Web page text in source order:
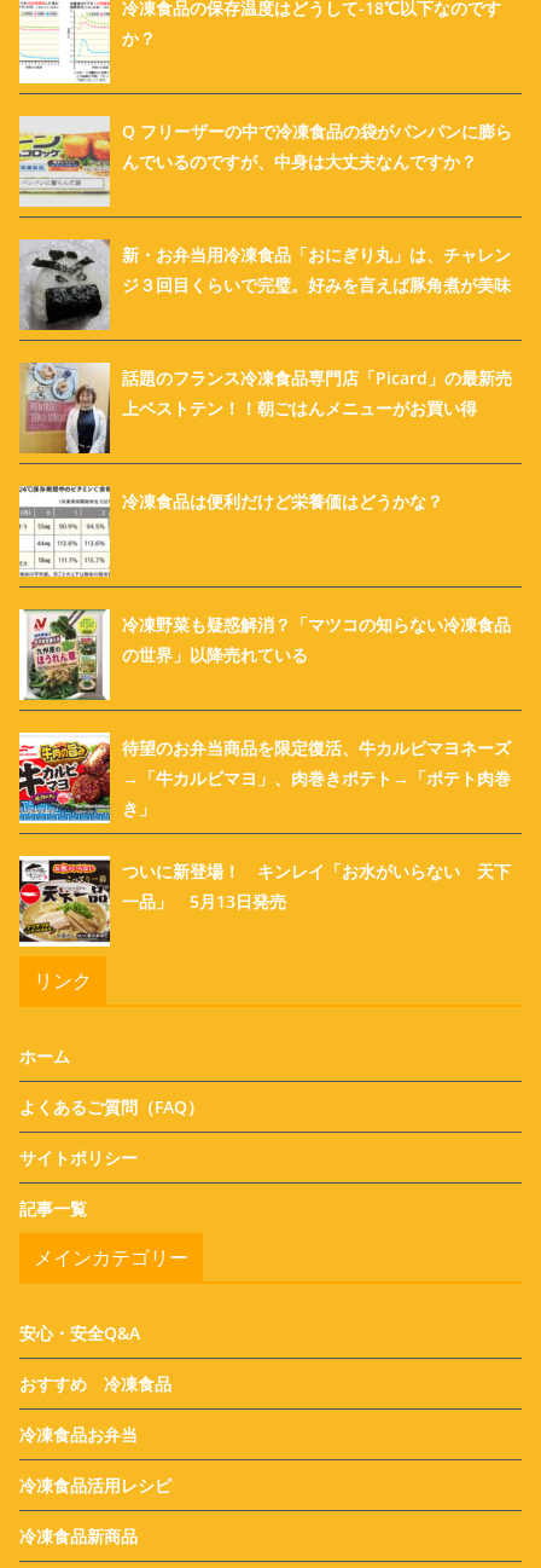
冷凍食品の保存温度はどうして-18℃以下なのです
か？
Q フリーザーの中で冷凍食品の袋がパンパンに膨ら
んでいるのですが、中身は大丈夫なんですか？
新・お弁当用冷凍食品「おにぎり丸」は、チャレン
ジ３回目くらいで完璧。好みを言えば豚角煮が美味
話題のフランス冷凍食品専門店「Picard」の最新売
上ベストテン！！朝ごはんメニューがお買い得
冷凍食品は便利だけど栄養価はどうかな？
冷凍野菜も疑惑解消？「マツコの知らない冷凍食品
の世界」以降売れている
待望のお弁当商品を限定復活、牛カルビマヨネーズ
→「牛カルビマヨ」、肉巻きポテト→「ポテト肉巻
き」
ついに新登場！ キンレイ「お水がいらない 天下
一品」 5月13日発売
リンク
ホーム
よくあるご質問（FAQ）
サイトポリシー
記事一覧
メインカテゴリー
安心・安全Q&A
おすすめ 冷凍食品
冷凍食品お弁当
冷凍食品活用レシピ
冷凍食品新商品